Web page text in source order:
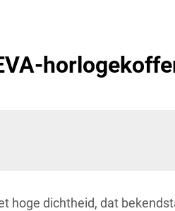
hoge dichtheid, dat